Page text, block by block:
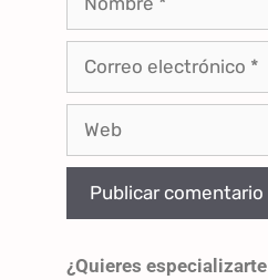
¿Quieres especializarte